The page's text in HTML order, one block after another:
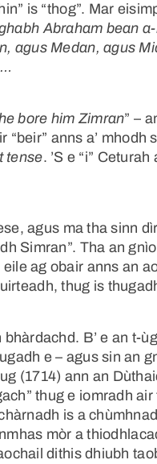
is “thog”. Mar
Abraham bean
agus Medan, agus
bore him Zimran” –
“beir” anns a’
tense. ’S e “i”
agus ma tha sinn
Simran”. Tha an
ag obair anns an
thug is
B’ e an t-
e – agus sin an
(1714) ann an
thug e iomradh
is a
mòr a
dithis dhiubh